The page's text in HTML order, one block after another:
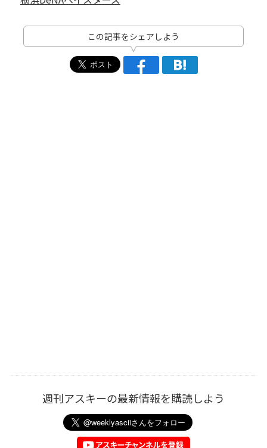
この記事をシェアしよう
週刊アスキーの最新情報を購読しよう